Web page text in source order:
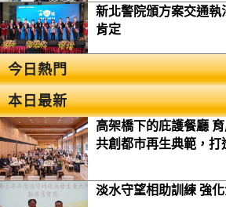
新北警院頒方案交通執
肯定
今日熱門
本日最新
高架橋下的庇護餐廳
共創都市再生典範，打
淡水守望相助訓練 強